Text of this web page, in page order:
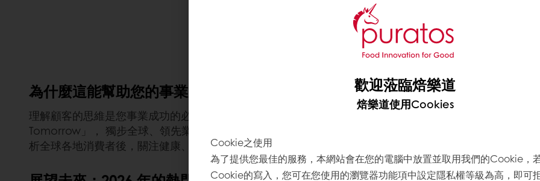
為什麼這能幫助您的事業成長 ?
理解顧客的思維是您事業成功的必備要素。為預測未來趨勢並能持續不斷地創造出最佳商品，您需要深入
Tomorrow」， 獨步全球、領先業界，全球最大型的麵包、甜點、巧克力消費者訪查。我們走遍全球40個
析全球各地消費者後，關注健康、便利性、顧客體驗、數位化等嶄新視野是其中關鍵。了解更多，成為您
歡迎蒞臨焙樂道
焙樂道使用Cookies
Cookie之使用
為了提供您最佳的服務，本網站會在您的電腦中放置並取用我們的Cookie，
Cookie的寫入，您可在您使用的瀏覽器功能項中設定隱私權等級為高，即可